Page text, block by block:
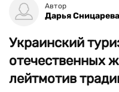
Автор
Дарья Сницарева
Украинский
отечественных
лейтмотив